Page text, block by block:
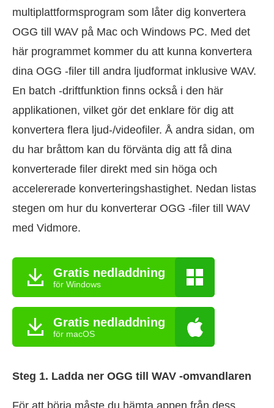
multiplattformsprogram som låter dig konvertera
OGG till WAV på Mac och Windows PC. Med det
här programmet kommer du att kunna konvertera
dina OGG -filer till andra ljudformat inklusive WAV.
En batch -driftfunktion finns också i den här
applikationen, vilket gör det enklare för dig att
konvertera flera ljud-/videofiler. Å andra sidan, om
du har bråttom kan du förvänta dig att få dina
konverterade filer direkt med sin höga och
accelererade konverteringshastighet. Nedan listas
stegen om hur du konverterar OGG -filer till WAV
med Vidmore.
Gratis nedladdning
för Windows
Gratis nedladdning
för macOS
Steg 1. Ladda ner OGG till WAV -omvandlaren